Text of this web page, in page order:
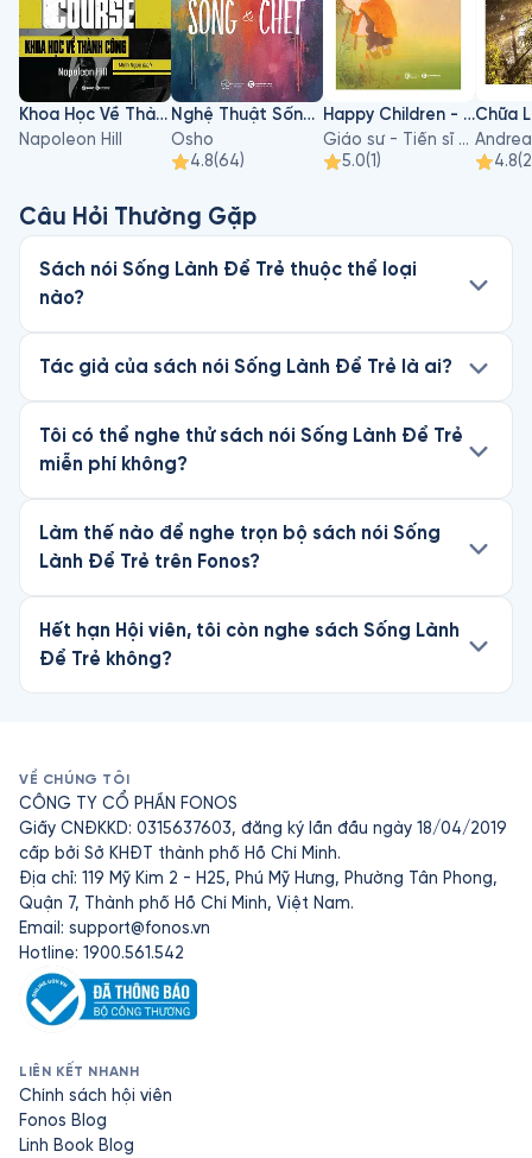
Khoa Học Về Thành Công
Napoleon Hill
Nghệ Thuật Sống Và Chết
Osho
4.8(64)
Happy Children - Hiểu Về Sự Phát Triển Của Trẻ Để Nuôi Dạy Con An Lạc Và Hạnh Phúc
Giáo sư - Tiến sĩ Hà Vĩnh Thọ
5.0(1)
4.8(
Câu Hỏi Thường Gặp
Sách nói Sống Lành Để Trẻ thuộc thể loại
nào?
Tác giả của sách nói Sống Lành Để Trẻ là ai?
Tôi có thể nghe thử sách nói Sống Lành Để Trẻ
miễn phí không?
Làm thế nào để nghe trọn bộ sách nói Sống
Lành Để Trẻ trên Fonos?
Hết hạn Hội viên, tôi còn nghe sách Sống Lành
Để Trẻ không?
VỀ CHÚNG TÔI
CÔNG TY CỔ PHẦN FONOS
Giấy CNĐKKD: 0315637603, đăng ký lần đầu ngày 18/04/2019
cấp bởi Sở KHĐT thành phố Hồ Chí Minh.
Địa chỉ: 119 Mỹ Kim 2 - H25, Phú Mỹ Hưng, Phường Tân Phong,
Quận 7, Thành phố Hồ Chí Minh, Việt Nam.
Email: support@fonos.vn
Hotline: 1900.561.542
LIÊN KẾT NHANH
Chính sách hội viên
Fonos Blog
Linh Book Blog